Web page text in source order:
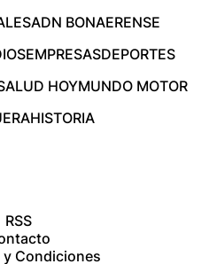
ADN BONAERENSE
EMPRESASDEPORTES
HOYMUNDO MOTOR
HISTORIA
RSS
y Condiciones